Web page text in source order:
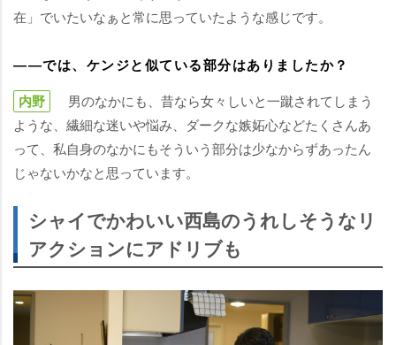
在」でいたいなぁと常に思っていたような感じです。
――では、ケンジと似ている部分はありましたか？
内野
男のなかにも、昔なら女々しいと一蹴されてしまう
ような、繊細な迷いや悩み、ダークな嫉妬心などたくさんあ
って、私自身のなかにもそういう部分は少なからずあったん
じゃないかなと思っています。
シャイでかわいい西島のうれしそうなリ
アクションにアドリブも